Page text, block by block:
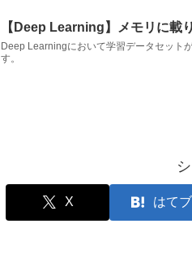
【Deep Learning】メモリに載
Deep Learningにおいて学習データセット
す。
X はてブ